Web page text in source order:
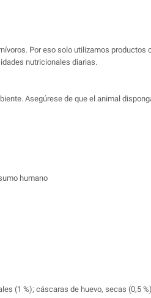
Por eso solo utilizamos
nutricionales diarias.
Asegúrese de que el animal
humano
(1 %); cáscaras de huevo, secas (0,5 %)